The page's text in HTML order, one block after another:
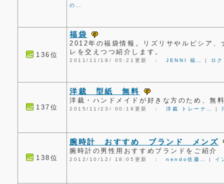
の…
136位
福袋
2012年の福袋情報。リズリサやルピシア、
レを交えつつ紹介します。
2011/11/18/ 05:21更新 ：JENNI 福… | ロ
137位
洋裁 型紙 無料
洋裁・ハンドメイドが好きな方のため、無
2015/11/23/ 00:19更新 ：洋裁 トレーナ… |
138位
腕時計 おすすめ ブランド メンズ
腕時計の男性用おすすめブランドをご紹介
2012/10/12/ 18:05更新 ：nendo佐藤… | イ